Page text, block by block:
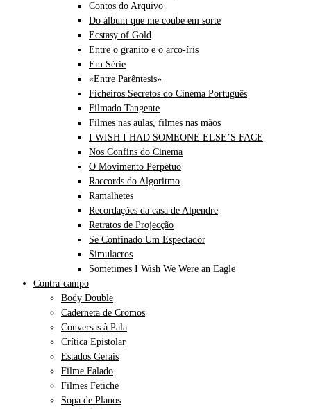
Contos do Arquivo
Do álbum que me coube em sorte
Ecstasy of Gold
Entre o granito e o arco-íris
Em Série
«Entre Parêntesis»
Ficheiros Secretos do Cinema Português
Filmado Tangente
Filmes nas aulas, filmes nas mãos
I WISH I HAD SOMEONE ELSE’S FACE
Nos Confins do Cinema
O Movimento Perpétuo
Raccords do Algoritmo
Ramalhetes
Recordações da casa de Alpendre
Retratos de Projecção
Se Confinado Um Espectador
Simulacros
Sometimes I Wish We Were an Eagle
Contra-campo
Body Double
Caderneta de Cromos
Conversas à Pala
Crítica Epistolar
Estados Gerais
Filme Falado
Filmes Fetiche
Sopa de Planos